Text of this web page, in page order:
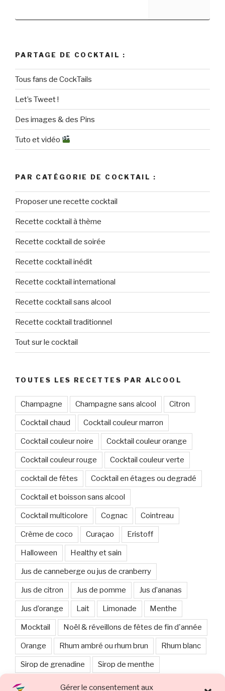
Gérer le consentement aux
PARTAGE DE COCKTAIL :
Tous fans de CockTails
Let’s Tweet !
Des images & des Pins
Tuto et vidéo
PAR CATÉGORIE DE COCKTAIL :
Proposer une recette cocktail
Recette cocktail à thème
Recette cocktail de soirée
Recette cocktail inédit
Recette cocktail international
Recette cocktail sans alcool
Recette cocktail traditionnel
Tout sur le cocktail
TOUTES LES RECETTES PAR ALCOOL
Champagne Champagne sans alcool Citron
Cocktail chaud Cocktail couleur marron
Cocktail couleur noire Cocktail couleur orange
Cocktail couleur rouge Cocktail couleur verte
cocktail de fêtes Cocktail en étages ou degradé
Cocktail et boisson sans alcool
Cocktail multicolore Cognac Cointreau
Crème de coco Curaçao Eristoff
Halloween Healthy et sain
Jus de canneberge ou jus de cranberry
Jus de citron Jus de pomme Jus d’ananas
Jus d’orange Lait Limonade Menthe
Mocktail Noël & réveillons de fêtes de fin d'année
Orange Rhum ambré ou rhum brun Rhum blanc
Sirop de grenadine Sirop de menthe
Sirop d’orgeat Smoothie Sucre